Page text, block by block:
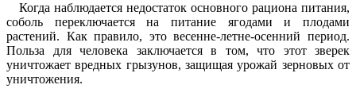
Когда наблюдается недостаток основного рациона питания,
соболь переключается на питание ягодами и плодами
растений. Как правило, это весенне-летне-осенний период.
Польза для человека заключается в том, что этот зверек
уничтожает вредных грызунов, защищая урожай зерновых от
уничтожения.